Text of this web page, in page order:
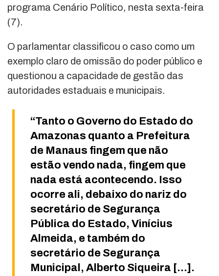
programa Cenário Político, nesta sexta-feira
(7).
O parlamentar classificou o caso como um
exemplo claro de omissão do poder público e
questionou a capacidade de gestão das
autoridades estaduais e municipais.
“Tanto o Governo do Estado do
Amazonas quanto a Prefeitura
de Manaus fingem que não
estão vendo nada, fingem que
nada está acontecendo. Isso
ocorre ali, debaixo do nariz do
secretário de Segurança
Pública do Estado, Vinícius
Almeida, e também do
secretário de Segurança
Municipal, Alberto Siqueira […].